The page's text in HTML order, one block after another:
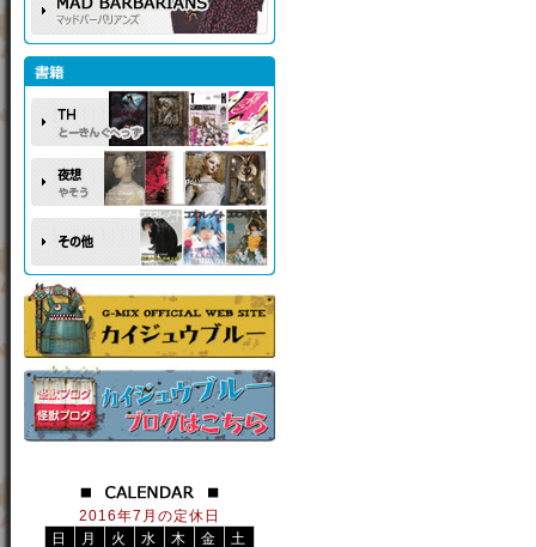
2016年7月の定休日
日
月 火 水 木 金
土